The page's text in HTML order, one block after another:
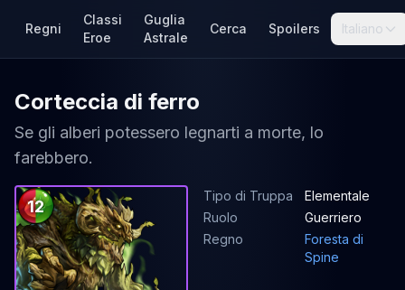
Regni
Classi
Eroe
Guglia
Astrale
Cerca Spoilers Italiano
Corteccia di ferro
Se gli alberi potessero legnarti a morte, lo
farebbero.
12
Tipo di Truppa
Elementale
Ruolo
Guerriero
Regno
Foresta di
Spine